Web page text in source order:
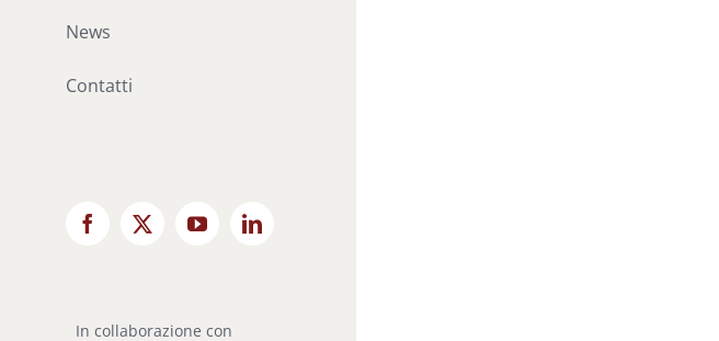
News
Contatti
Facebook
X YouTubeLinkedIn
In collaborazione con